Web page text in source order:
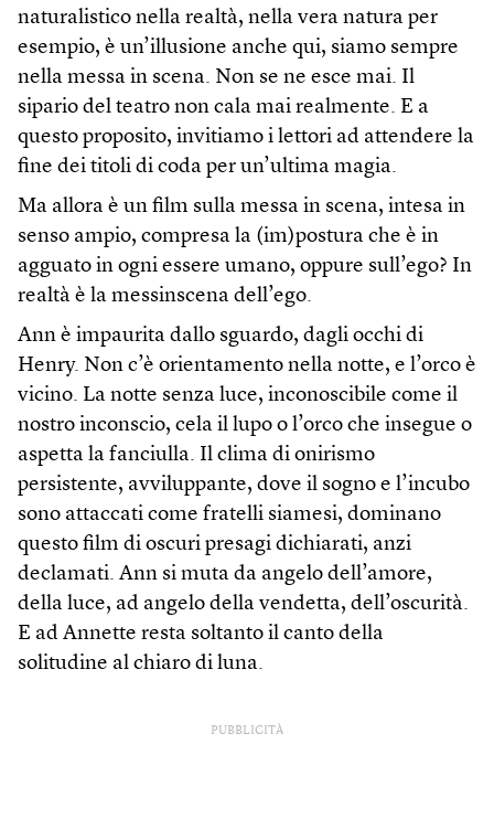
naturalistico nella realtà, nella vera natura per
esempio, è un’illusione anche qui, siamo sempre
nella messa in scena. Non se ne esce mai. Il
sipario del teatro non cala mai realmente. E a
questo proposito, invitiamo i lettori ad attendere la
fine dei titoli di coda per un’ultima magia.
Ma allora è un film sulla messa in scena, intesa in
senso ampio, compresa la (im)postura che è in
agguato in ogni essere umano, oppure sull’ego? In
realtà è la messinscena dell’ego.
Ann è impaurita dallo sguardo, dagli occhi di
Henry. Non c’è orientamento nella notte, e l’orco è
vicino. La notte senza luce, inconoscibile come il
nostro inconscio, cela il lupo o l’orco che insegue o
aspetta la fanciulla. Il clima di onirismo
persistente, avviluppante, dove il sogno e l’incubo
sono attaccati come fratelli siamesi, dominano
questo film di oscuri presagi dichiarati, anzi
declamati. Ann si muta da angelo dell’amore,
della luce, ad angelo della vendetta, dell’oscurità.
E ad Annette resta soltanto il canto della
solitudine al chiaro di luna.
PUBBLICITÀ